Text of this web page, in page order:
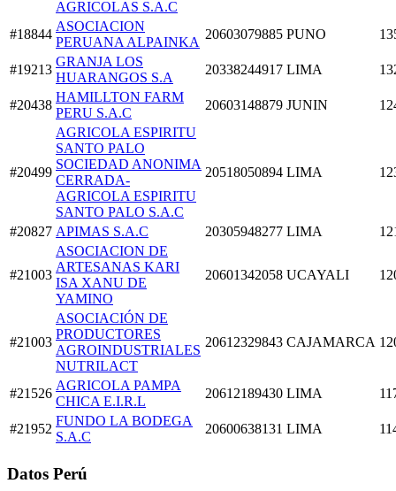
AGRICOLAS S.A.C
#18844
ASOCIACION
PERUANA ALPAINKA
20603079885 PUNO
#19213
GRANJA LOS
HUARANGOS S.A
20338244917 LIMA
#20438
HAMILLTON FARM
PERU S.A.C
20603148879 JUNIN
#20499
AGRICOLA ESPIRITU
SANTO PALO
SOCIEDAD ANONIMA
CERRADA-
AGRICOLA ESPIRITU
SANTO PALO S.A.C
20518050894 LIMA
#20827 APIMAS S.A.C 20305948277 LIMA
#21003
ASOCIACION DE
ARTESANAS KARI
ISA XANU DE
YAMINO
20601342058 UCAYALI
#21003
ASOCIACIÓN DE
PRODUCTORES
AGROINDUSTRIALES
NUTRILACT
20612329843 CAJAMARCA
#21526
AGRICOLA PAMPA
CHICA E.I.R.L
20612189430 LIMA
#21952
FUNDO LA BODEGA
S.A.C
20600638131 LIMA
Datos Perú